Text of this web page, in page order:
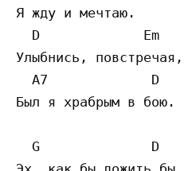
Я жду и мечтаю.
  D             Em
Улыбнись, повстречая,
  A7             D
Был я храбрым в бою.
  G              D